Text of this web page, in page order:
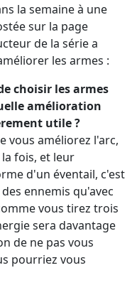
la semaine à une
sur la page
de la série a
les armes :
choisir les armes
amélioration
utile ?
vous améliorez l'arc,
fois, et leur
d'un éventail, c'est
ennemis qu'avec
vous tirez trois
sera davantage
de ne pas vous
pourriez vous